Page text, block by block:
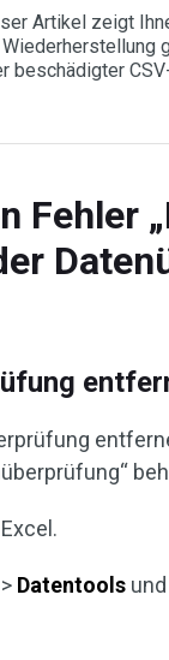
Artikel zeigt
beschädigter
Fehler
> Datentools